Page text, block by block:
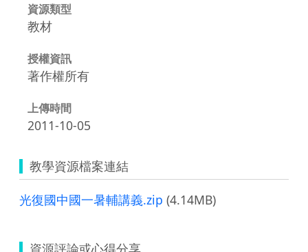
資源類型
教材
授權資訊
著作權所有
上傳時間
2011-10-05
教學資源檔案連結
光復國中國一暑輔講義.zip (4.14MB)
資源評論或心得分享